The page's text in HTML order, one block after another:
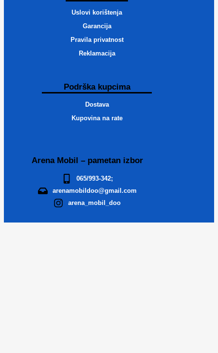
Uslovi korištenja
Garancija
Pravila privatnost
Reklamacija
Podrška kupcima
Dostava
Kupovina na rate
Arena Mobil – pametan izbor
065/993-342;
arenamobildoo@gmail.com
arena_mobil_doo